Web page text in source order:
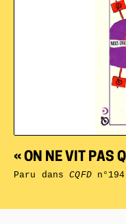
« ON NE VIT PAS
Paru dansCQFD